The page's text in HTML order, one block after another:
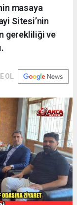
masaya
Sitesi’nin
gerekliliği ve
OL